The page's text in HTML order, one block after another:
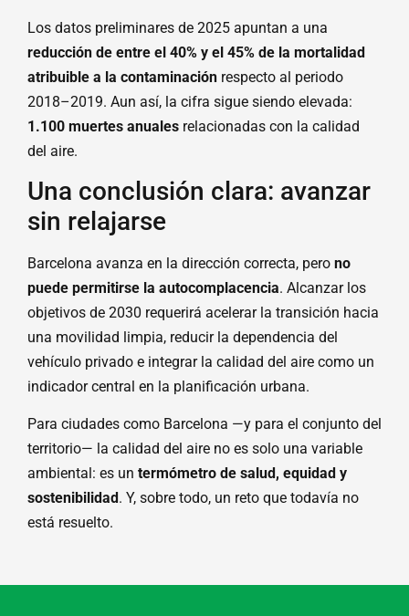
Los datos preliminares de 2025 apuntan a una
reducción de entre el 40% y el 45% de la mortalidad
atribuible a la contaminación respecto al periodo
2018–2019. Aun así, la cifra sigue siendo elevada:
1.100 muertes anuales relacionadas con la calidad
del aire.
Una conclusión clara: avanzar
sin relajarse
Barcelona avanza en la dirección correcta, pero no
puede permitirse la autocomplacencia. Alcanzar los
objetivos de 2030 requerirá acelerar la transición hacia
una movilidad limpia, reducir la dependencia del
vehículo privado e integrar la calidad del aire como un
indicador central en la planificación urbana.
Para ciudades como Barcelona —y para el conjunto del
territorio— la calidad del aire no es solo una variable
ambiental: es un termómetro de salud, equidad y
sostenibilidad . Y, sobre todo, un reto que todavía no
está resuelto.